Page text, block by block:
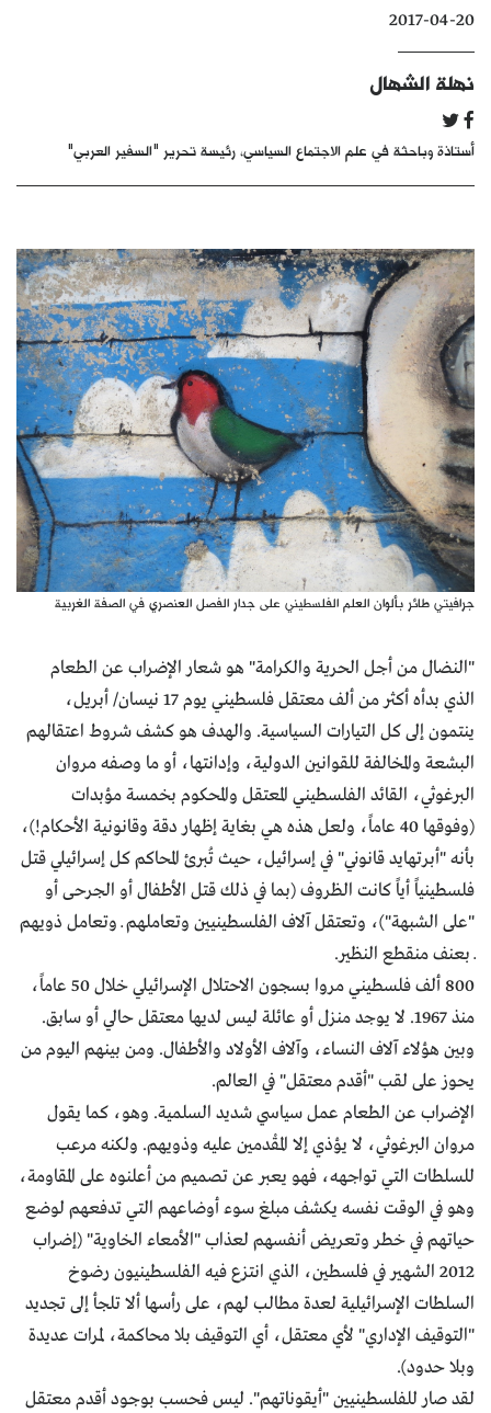
كتّابنا
الأرشيف
2017-04-20
نهلة الشهال
أستاذة وباحثة في علم الاجتماع السياسي، رئيسة تحرير "السفير العربي"
جرافيتي طائر بألوان العلم الفلسطيني على جدار الفصل العنصري في الصفة الغربية
"النضال من أجل الحرية والكرامة" هو شعار الإضراب عن الطعام
الذي بدأه أكثر من ألف معتقل فلسطيني يوم 17 نيسان/ أبريل،
ينتمون إلى كل التيارات السياسية. والهدف هو كشف شروط اعتقالهم
البشعة والمخالفة للقوانين الدولية، وإدانتها، أو ما وصفه مروان
البرغوثي، القائد الفلسطيني المعتقل والمحكوم بخمسة مؤبدات
(وفوقها 40 عاماً، ولعل هذه هي بغاية إظهار دقة وقانونية الأحكام!)،
بأنه "أبرتهايد قانوني" في إسرائيل، حيث تُبرئ المحاكم كل إسرائيلي قتل
فلسطينياً أياً كانت الظروف (بما في ذلك قتل الأطفال أو الجرحى أو
"على الشبهة")، وتعتقل آلاف الفلسطينيين وتعاملهم ــ وتعامل ذويهم
ــ بعنف منقطع النظير.
800 ألف فلسطيني مروا بسجون الاحتلال الإسرائيلي خلال 50 عاماً،
منذ 1967. لا يوجد منزل أو عائلة ليس لديها معتقل حالي أو سابق.
وبين هؤلاء آلاف النساء، وآلاف الأولاد والأطفال. ومن بينهم اليوم من
يحوز على لقب "أقدم معتقل" في العالم.
الإضراب عن الطعام عمل سياسي شديد السلمية. وهو، كما يقول
مروان البرغوثي، لا يؤذي إلا المقْدمين عليه وذويهم. ولكنه مرعب
للسلطات التي تواجهه، فهو يعبر عن تصميم من أعلنوه على المقاومة،
وهو في الوقت نفسه يكشف مبلغ سوء أوضاعهم التي تدفعهم لوضع
حياتهم في خطر وتعريض أنفسهم لعذاب "الأمعاء الخاوية" (إضراب
2012 الشهير في فلسطين، الذي انتزع فيه الفلسطينيون رضوخ
السلطات الإسرائيلية لعدة مطالب لهم، على رأسها ألا تلجأ إلى تجديد
"التوقيف الإداري" لأي معتقل، أي التوقيف بلا محاكمة، لمرات عديدة
وبلا حدود).
لقد صار للفلسطينيين "أيقوناتهم". ليس فحسب بوجود أقدم معتقل